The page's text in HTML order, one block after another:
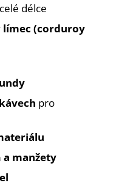
délce
límec (corduroy
pro
manžety